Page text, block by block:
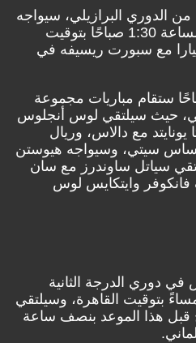
الدوري البرازيلي، سيواجه
فلومينينسي نادي جريميو الساعة 1:30 صباحًا بتوقيت
مع سبورت ريسيفه في
الساعة 1:45 صباحًا ستقام مباريات مجموعة
حيث سيلتقي لوس أنجلوس
يونايتد مع دالاس، وريال
سيتي، وسيواجه هيوستن
سياتل ساوندرز مع سان
وايتكايس لوس
دوري الدرجة الثانية
بتوقيت القاهرة، وسيلتقي
قبل هذا الموعد بنصف ساعة